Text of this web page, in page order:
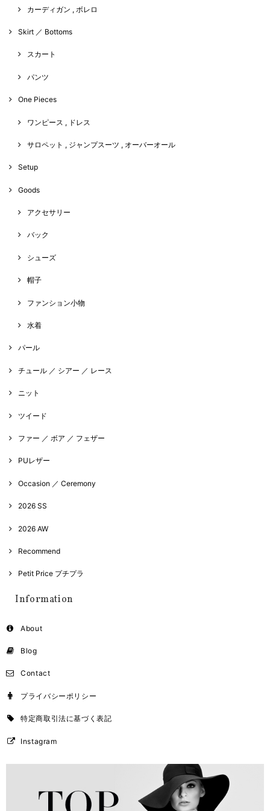
カーディガン , ボレロ
Skirt ／ Bottoms
スカート
パンツ
One Pieces
ワンピース , ドレス
サロペット , ジャンプスーツ , オーバーオール
Setup
Goods
アクセサリー
バック
シューズ
帽子
ファンション小物
水着
パール
チュール ／ シアー ／ レース
ニット
ツイード
ファー ／ ボア ／ フェザー
PUレザー
Occasion ／ Ceremony
2026 SS
2026 AW
Recommend
Petit Price プチプラ
Information
About
Blog
Contact
プライバシーポリシー
特定商取引法に基づく表記
Instagram